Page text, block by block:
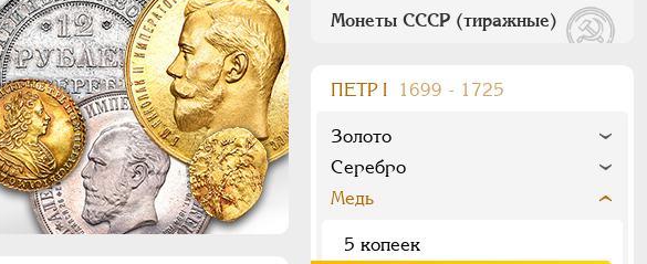
Монеты СССР (тиражные)
ПEТР I 1699 - 1725
Золото
Серебро
Медь
5 копеек